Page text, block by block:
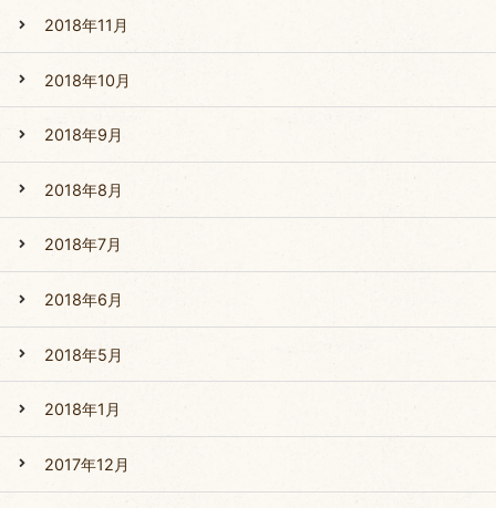
2018年11月
2018年10月
2018年9月
2018年8月
2018年7月
2018年6月
2018年5月
2018年1月
2017年12月